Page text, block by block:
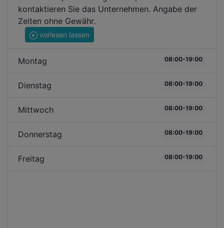
kontaktieren Sie das Unternehmen. Angabe der
Zeiten ohne Gewähr.
vorlesen lassen
Montag 08:00-19:00
Dienstag 08:00-19:00
Mittwoch 08:00-19:00
Donnerstag 08:00-19:00
Freitag 08:00-19:00